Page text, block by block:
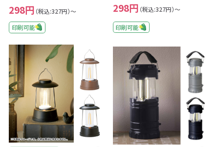
298円 （税込:327円）～
印刷可能
298円 （税込:327円）～
印刷可能